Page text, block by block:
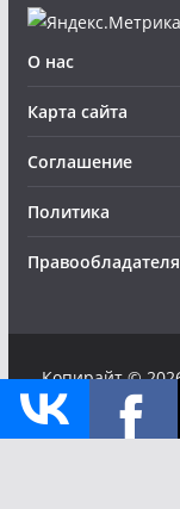
О нас
Карта сайта
Соглашение
Политика
Копирайт ©
Тема
ColorMag